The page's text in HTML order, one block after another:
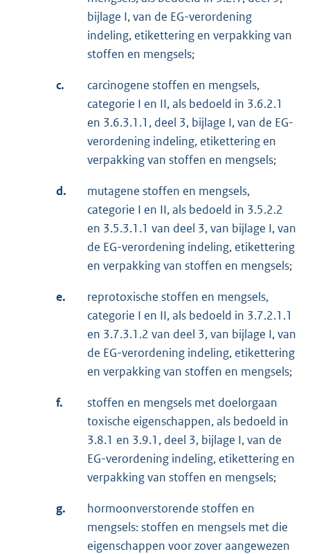
bijlage I, van de EG-verordening
indeling, etikettering en verpakking van
stoffen en mengsels;
c.
carcinogene stoffen en mengsels,
categorie I en II, als bedoeld in 3.6.2.1
en 3.6.3.1.1, deel 3, bijlage I, van de EG-
verordening indeling, etikettering en
verpakking van stoffen en mengsels;
d.
mutagene stoffen en mengsels,
categorie I en II, als bedoeld in 3.5.2.2
en 3.5.3.1.1 van deel 3, van bijlage I, van
de EG-verordening indeling, etikettering
en verpakking van stoffen en mengsels;
e.
reprotoxische stoffen en mengsels,
categorie I en II, als bedoeld in 3.7.2.1.1
en 3.7.3.1.2 van deel 3, van bijlage I, van
de EG-verordening indeling, etikettering
en verpakking van stoffen en mengsels;
f.
stoffen en mengsels met doelorgaan
toxische eigenschappen, als bedoeld in
3.8.1 en 3.9.1, deel 3, bijlage I, van de
EG-verordening indeling, etikettering en
verpakking van stoffen en mengsels;
g.
hormoonverstorende stoffen en
mengsels: stoffen en mengsels met die
eigenschappen voor zover aangewezen